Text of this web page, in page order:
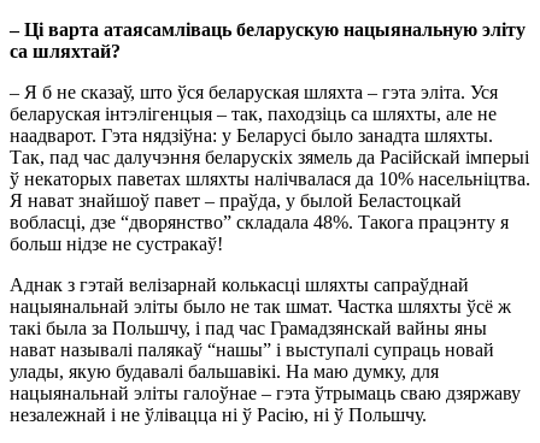
– Ці варта атаясамліваць беларускую нацыянальную эліту
са шляхтай?
– Я б не сказаў, што ўся беларуская шляхта – гэта эліта. Уся
беларуская інтэлігенцыя – так, паходзіць са шляхты, але не
наадварот. Гэта нядзіўна: у Беларусі было занадта шляхты.
Так, пад час далучэння беларускіх зямель да Расійскай імперыі
ў некаторых паветах шляхты налічвалася да 10% насельніцтва.
Я нават знайшоў павет – праўда, у былой Беластоцкай
вобласці, дзе “дворянство” складала 48%. Такога працэнту я
больш нідзе не сустракаў!
Аднак з гэтай велізарнай колькасці шляхты сапраўднай
нацыянальнай эліты было не так шмат. Частка шляхты ўсё ж
такі была за Польшчу, і пад час Грамадзянскай вайны яны
нават называлі палякаў “нашы” і выступалі супраць новай
улады, якую будавалі бальшавікі. На маю думку, для
нацыянальнай эліты галоўнае – гэта ўтрымаць сваю дзяржаву
незалежнай і не ўлівацца ні ў Расію, ні ў Польшчу.